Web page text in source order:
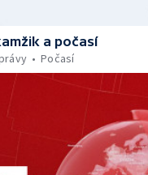
a počasí
Počasí